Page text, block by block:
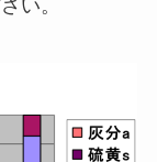
い。